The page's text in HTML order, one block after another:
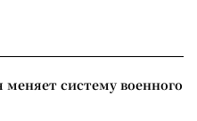
систему военного